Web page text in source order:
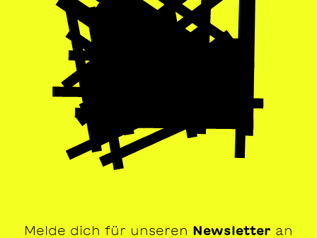
Melde dich für unseren Newsletter an